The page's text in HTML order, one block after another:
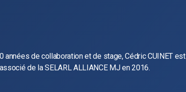
années de collaboration et de stage, Cédric CUINET est
de la SELARL ALLIANCE MJ en 2016.